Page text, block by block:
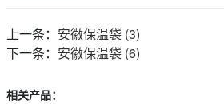
上一条： 安徽保温袋 (3)
下一条： 安徽保温袋 (6)
相关产品：